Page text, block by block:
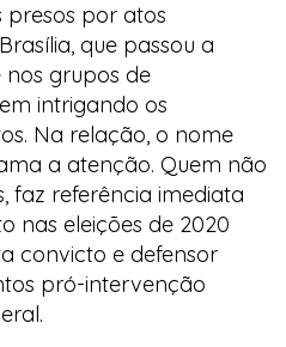
presos por atos
que passou a
grupos de
intrigando os
Na relação, o nome
a atenção. Quem não
faz referência imediata
nas eleições de 2020
convicto e defensor
pró-intervenção